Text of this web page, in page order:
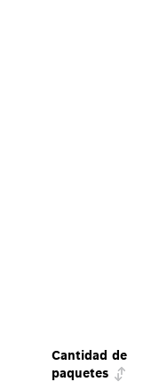
Cantidad de
paquetes